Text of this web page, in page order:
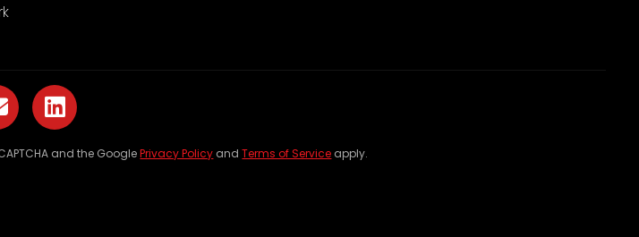
and the GooglePrivacy Policy andTerms of Service apply.